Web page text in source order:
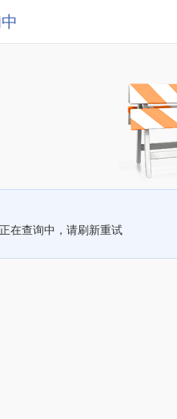
正在查询中，请刷新重试